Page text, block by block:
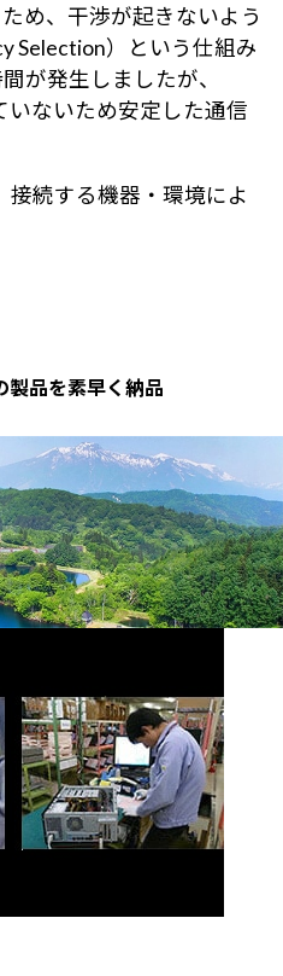
め、干渉が起きないよう
Selection）という仕組み
が発生しましたが、
いないため安定した通信
続する機器・環境によ
製品を素早く納品